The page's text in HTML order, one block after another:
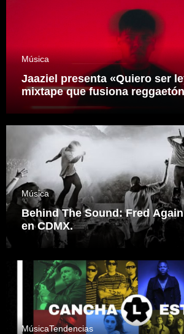
Música
Jaaziel presenta «Quiero ser
mixtape que fusiona
electrónica desde una visión
inspirado en el sonidero
Música
Behind The Sound: Fred
en CDMX.
MúsicaTendencias